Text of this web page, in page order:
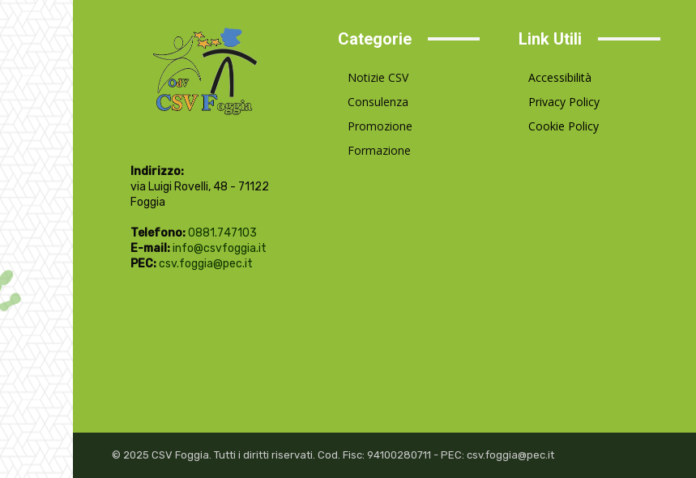
Indirizzo:
via Luigi Rovelli, 48 - 71122
Foggia
Telefono:0881.747103
E-mail:info@csvfoggia.it
PEC:csv.foggia@pec.it
Categorie
Notizie CSV
Consulenza
Promozione
Formazione
Link Utili
Accessibilità
Privacy Policy
Cookie Policy
© 2025 CSV Foggia. Tutti i diritti riservati. Cod. Fisc: 94100280711 - PEC: csv.foggia@pec.it